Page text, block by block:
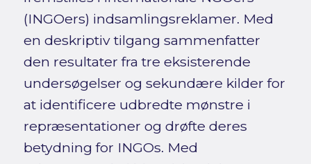
(INGOers) indsamlingsreklamer. Med
en deskriptiv tilgang sammenfatter
den resultater fra tre eksisterende
undersøgelser og sekundære kilder for
at identificere udbredte mønstre i
repræsentationer og drøfte deres
betydning for INGOs. Med